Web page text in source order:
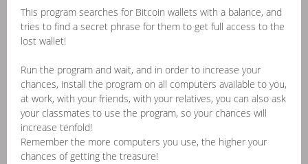
This program searches for Bitcoin wallets with a balance, and
tries to find a secret phrase for them to get full access to the
lost wallet!
Run the program and wait, and in order to increase your
chances, install the program on all computers available to you,
at work, with your friends, with your relatives, you can also ask
your classmates to use the program, so your chances will
increase tenfold!
Remember the more computers you use, the higher your
chances of getting the treasure!